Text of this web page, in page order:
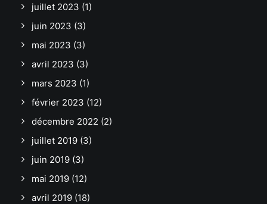
juillet 2023 (1)
juin 2023 (3)
mai 2023 (3)
avril 2023 (3)
mars 2023 (1)
février 2023 (12)
décembre 2022 (2)
juillet 2019 (3)
juin 2019 (3)
mai 2019 (12)
avril 2019 (18)